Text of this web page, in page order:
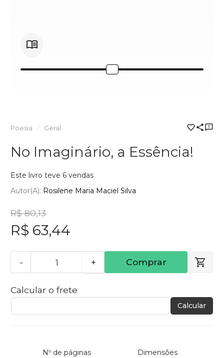
Poesia Geral
No Imaginário, a Essência!
Este livro teve 6 vendas
Autor(a): Rosilene Maria Maciel Silva
R$ 80,13
R$ 63,44
- + Comprar
Calcular o frete
Calcular
Nº de páginas Dimensões